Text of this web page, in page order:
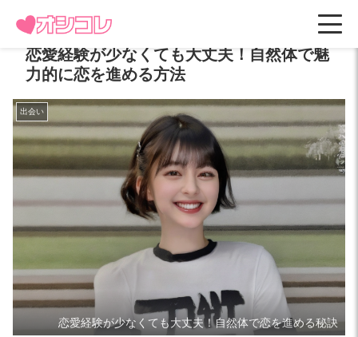
恋愛経験が少なくても大丈夫！自然体で魅
力的に恋を進める方法
出会い
恋愛経験が少なくても大丈夫！自然体で恋を進める秘訣